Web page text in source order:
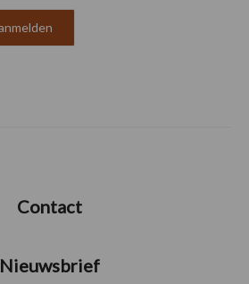
Contact
Nieuwsbrief